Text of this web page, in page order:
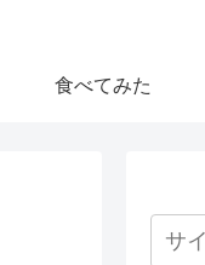
食べてみた